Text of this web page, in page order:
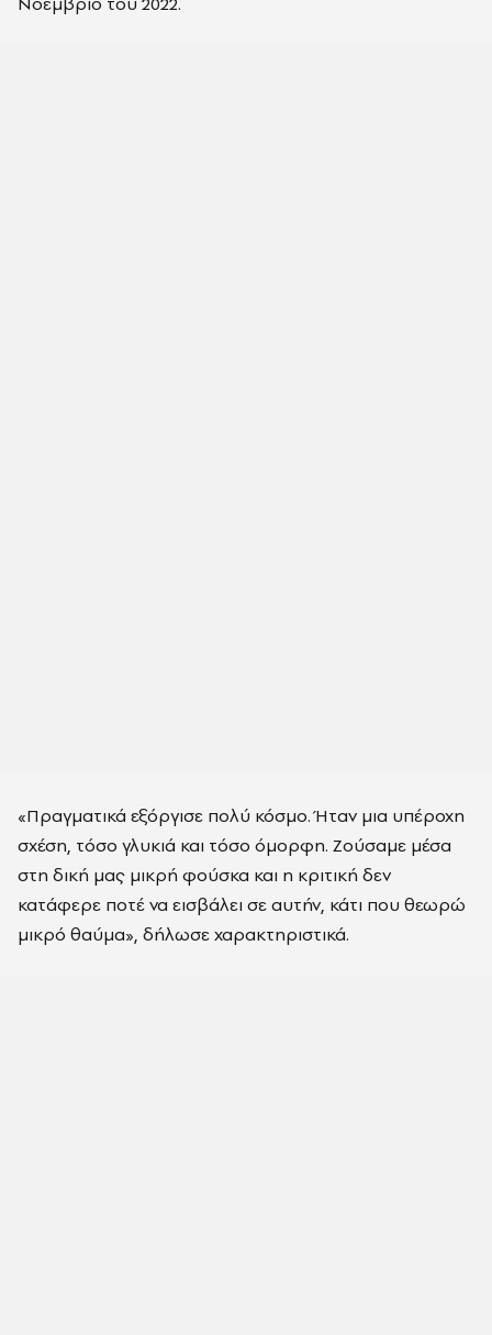
«Πραγματικά εξόργισε πολύ κόσμο. Ήταν μια υπέροχη
σχέση, τόσο γλυκιά και τόσο όμορφη. Ζούσαμε μέσα
στη δική μας μικρή φούσκα και η κριτική δεν
κατάφερε ποτέ να εισβάλει σε αυτήν, κάτι που θεωρώ
μικρό θαύμα», δήλωσε χαρακτηριστικά.